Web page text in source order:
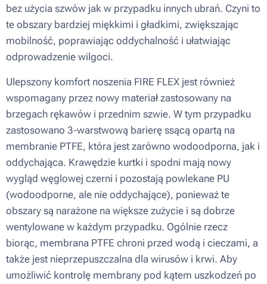
bez użycia szwów jak w przypadku innych ubrań. Czyni to
te obszary bardziej miękkimi i gładkimi, zwiększając
mobilność, poprawiając oddychalność i ułatwiając
odprowadzenie wilgoci.
Ulepszony komfort noszenia FIRE FLEX jest również
wspomagany przez nowy materiał zastosowany na
brzegach rękawów i przednim szwie. W tym przypadku
zastosowano 3-warstwową barierę ssącą opartą na
membranie PTFE, która jest zarówno wodoodporna, jak i
oddychająca. Krawędzie kurtki i spodni mają nowy
wygląd węglowej czerni i pozostają powlekane PU
(wodoodporne, ale nie oddychające), ponieważ te
obszary są narażone na większe zużycie i są dobrze
wentylowane w każdym przypadku. Ogólnie rzecz
biorąc, membrana PTFE chroni przed wodą i cieczami, a
także jest nieprzepuszczalna dla wirusów i krwi. Aby
umożliwić kontrolę membrany pod kątem uszkodzeń po